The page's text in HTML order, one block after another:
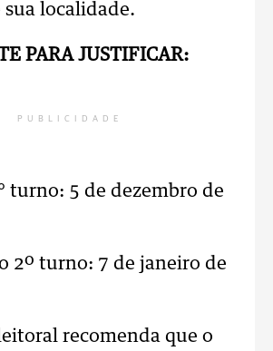
localidade.
PARA JUSTIFICAR:
PUBLICIDADE
turno: 5 de dezembro de
2º turno: 7 de janeiro de
recomenda que o